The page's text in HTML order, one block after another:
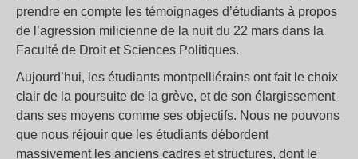
prendre en compte les témoignages d’étudiants à propos
de l’agression milicienne de la nuit du 22 mars dans la
Faculté de Droit et Sciences Politiques.
Aujourd’hui, les étudiants montpelliérains ont fait le choix
clair de la poursuite de la grève, et de son élargissement
dans ses moyens comme ses objectifs. Nous ne pouvons
que nous réjouir que les étudiants débordent
massivement les anciens cadres et structures, dont le